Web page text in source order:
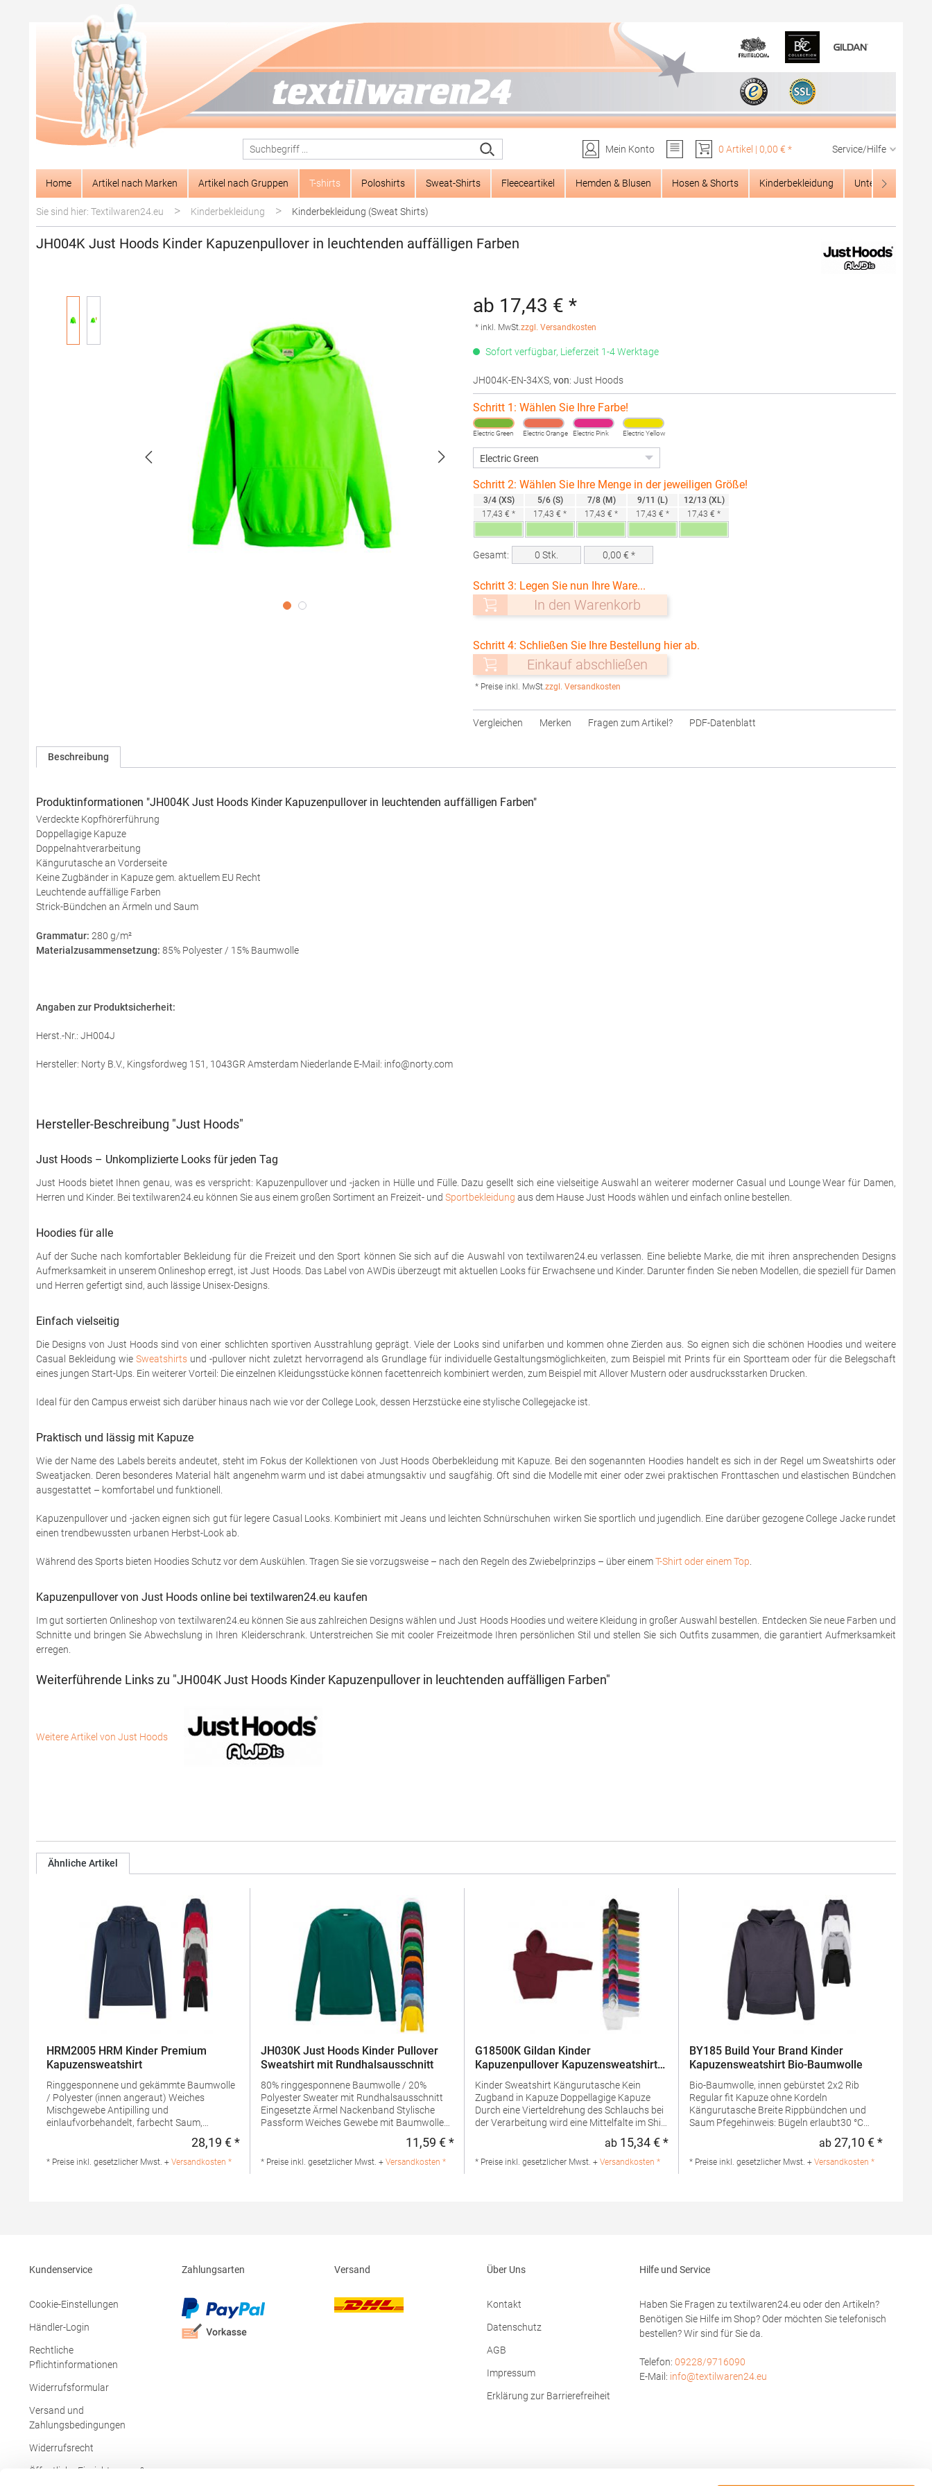
Zur Hauptnavigation springen
Mein Konto
0 Artikel | 0,00 € * Service/Hilfe
Home Artikel nach Marken Artikel nach Gruppen T-shirts Poloshirts Sweat-Shirts Fleeceartikel Hemden & Blusen Hosen & Shorts Kinderbekleidung Unterwäsche
Sie sind hier: Textilwaren24.eu > Kinderbekleidung > Kinderbekleidung (Sweat Shirts)
JH004K Just Hoods Kinder Kapuzenpullover in leuchtenden auffälligen Farben
ab 17,43 € *
* inkl. MwSt.zzgl. Versandkosten
Sofort verfügbar, Lieferzeit 1-4 Werktage
JH004K-EN-34XS, von: Just Hoods
Schritt 1: Wählen Sie Ihre Farbe!
Electric Green Electric Orange Electric Pink Electric Yellow
Schritt 2: Wählen Sie Ihre Menge in der jeweiligen Größe!
3/4 (XS)
17,43 € *
5/6 (S)
17,43 € *
7/8 (M)
17,43 € *
9/11 (L)
17,43 € *
12/13 (XL)
17,43 € *
Gesamt: 0 Stk. 0,00 € *
Schritt 3: Legen Sie nun Ihre Ware...
In den Warenkorb
Schritt 4: Schließen Sie Ihre Bestellung hier ab.
Einkauf abschließen
* Preise inkl. MwSt.zzgl. Versandkosten
Vergleichen Merken Fragen zum Artikel? PDF-Datenblatt
Beschreibung
Produktinformationen "JH004K Just Hoods Kinder Kapuzenpullover in leuchtenden auffälligen Farben"
Verdeckte Kopfhörerführung
Doppellagige Kapuze
Doppelnahtverarbeitung
Kängurutasche an Vorderseite
Keine Zugbänder in Kapuze gem. aktuellem EU Recht
Leuchtende auffällige Farben
Strick-Bündchen an Ärmeln und Saum
Grammatur: 280 g/m²
Materialzusammensetzung: 85% Polyester / 15% Baumwolle
Angaben zur Produktsicherheit:
Herst.-Nr.: JH004J
Hersteller: Norty B.V., Kingsfordweg 151, 1043GR Amsterdam Niederlande E-Mail: info@norty.com
Hersteller-Beschreibung "Just Hoods"
Just Hoods – Unkomplizierte Looks für jeden Tag
Just Hoods bietet Ihnen genau, was es verspricht: Kapuzenpullover und -jacken in Hülle und Fülle. Dazu gesellt sich eine vielseitige Auswahl an weiterer moderner Casual und Lounge Wear für Damen,
Herren und Kinder. Bei textilwaren24.eu können Sie aus einem großen Sortiment an Freizeit- und Sportbekleidung aus dem Hause Just Hoods wählen und einfach online bestellen.
Hoodies für alle
Auf der Suche nach komfortabler Bekleidung für die Freizeit und den Sport können Sie sich auf die Auswahl von textilwaren24.eu verlassen. Eine beliebte Marke, die mit ihren ansprechenden Designs
Aufmerksamkeit in unserem Onlineshop erregt, ist Just Hoods. Das Label von AWDis überzeugt mit aktuellen Looks für Erwachsene und Kinder. Darunter finden Sie neben Modellen, die speziell für Damen
und Herren gefertigt sind, auch lässige Unisex-Designs.
Einfach vielseitig
Die Designs von Just Hoods sind von einer schlichten sportiven Ausstrahlung geprägt. Viele der Looks sind unifarben und kommen ohne Zierden aus. So eignen sich die schönen Hoodies und weitere
Casual Bekleidung wie Sweatshirtsund -pullover nicht zuletzt hervorragend als Grundlage für individuelle Gestaltungsmöglichkeiten, zum Beispiel mit Prints für ein Sportteam oder für die Belegschaft
eines jungen Start-Ups. Ein weiterer Vorteil: Die einzelnen Kleidungsstücke können facettenreich kombiniert werden, zum Beispiel mit Allover Mustern oder ausdrucksstarken Drucken.
Ideal für den Campus erweist sich darüber hinaus nach wie vor der College Look, dessen Herzstücke eine stylische Collegejacke ist.
Praktisch und lässig mit Kapuze
Wie der Name des Labels bereits andeutet, steht im Fokus der Kollektionen von Just Hoods Oberbekleidung mit Kapuze. Bei den sogenannten Hoodies handelt es sich in der Regel um Sweatshirts oder
Sweatjacken. Deren besonderes Material hält angenehm warm und ist dabei atmungsaktiv und saugfähig. Oft sind die Modelle mit einer oder zwei praktischen Fronttaschen und elastischen Bündchen
ausgestattet – komfortabel und funktionell.
Kapuzenpullover und -jacken eignen sich gut für legere Casual Looks. Kombiniert mit Jeans und leichten Schnürschuhen wirken Sie sportlich und jugendlich. Eine darüber gezogene College Jacke rundet
einen trendbewussten urbanen Herbst-Look ab.
Während des Sports bieten Hoodies Schutz vor dem Auskühlen. Tragen Sie sie vorzugsweise – nach den Regeln des Zwiebelprinzips – über einemT-Shirt oder einem Top
Kapuzenpullover von Just Hoods online bei textilwaren24.eu kaufen
Im gut sortierten Onlineshop von textilwaren24.eu können Sie aus zahlreichen Designs wählen und Just Hoods Hoodies und weitere Kleidung in großer Auswahl bestellen. Entdecken Sie neue Farben und
Schnitte und bringen Sie Abwechslung in Ihren Kleiderschrank. Unterstreichen Sie mit cooler Freizeitmode Ihren persönlichen Stil und stellen Sie sich Outfits zusammen, die garantiert Aufmerksamkeit
erregen.
Weiterführende Links zu "JH004K Just Hoods Kinder Kapuzenpullover in leuchtenden auffälligen Farben"
Weitere Artikel von Just Hoods
Ähnliche Artikel
HRM2005 HRM Kinder Premium
Kapuzensweatshirt
Ringgesponnene und gekämmte Baumwolle
/ Polyester (innen angeraut) Weiches
Mischgewebe Antipilling und
einlaufvorbehandelt, farbecht Saum,
hochwertigem 1x1-Rippstrick versehen Alle
Nähte sind durch flache Ziernähte
HRM Textil GmbH Welfenstraße 12 70736
Regulärer Preis:
28,19 € *
* Preise inkl. gesetzlicher Mwst. + Versandkosten *
JH030K Just Hoods Kinder Pullover
Sweatshirt mit Rundhalsausschnitt
80% ringgesponnene Baumwolle / 20%
Polyester Sweater mit Rundhalsausschnitt
Eingesetzte Ärmel Nackenband Stylische
Passform Weiches Gewebe mit Baumwolle
Etikett sehr gut für eigenes Branding
Produktsicherheit: Herst.-Nr.: JH030J
1043GR Amsterdam Niederlande E-Mail:
info@norty.com
Regulärer Preis:
11,59 € *
* Preise inkl. gesetzlicher Mwst. + Versandkosten *
G18500K Gildan Kinder
Kapuzenpullover Kapuzensweatshirt
Heavy Blend
Kinder Sweatshirt Kängurutasche Kein
Zugband in Kapuze Doppellagige Kapuze
Durch eine Vierteldrehung des Schlauchs bei
der Verarbeitung wird eine Mittelfalte im Shirt
g/m²) Materialzusammensetzung: 50%
Baumwolle / 50% Polyester (Sport Grey: 60%
Regulärer Preis:
ab 15,34 € *
* Preise inkl. gesetzlicher Mwst. + Versandkosten *
BY185 Build Your Brand Kinder
Kapuzensweatshirt Bio-Baumwolle
Bio-Baumwolle, innen gebürstet 2x2 Rib
Regular fit Kapuze ohne Kordeln
Kängurutasche Breite Rippbündchen und
Saum Pfegehinweis: Bügeln erlaubt30 °C
Baumwolle, Ribbündchen: 65% Polyester /
35% BaumwolleAngaben zur
Regulärer
ab 27,10 € *
* Preise inkl. gesetzlicher Mwst. + Versandkosten *
Kundenservice
Cookie-Einstellungen
Händler-Login
Rechtliche
Pflichtinformationen
Widerrufsformular
Versand und
Zahlungsbedingungen
Widerrufsrecht
Öffentliche Einrichtungen &
Zahlungsarten Versand Über Uns
Kontakt
Datenschutz
AGB
Impressum
Erklärung zur Barrierefreiheit
Hilfe und Service
Haben Sie Fragen zu textilwaren24.eu oder den Artikeln?
Benötigen Sie Hilfe im Shop? Oder möchten Sie telefonisch
bestellen? Wir sind für Sie da.
Telefon: 09228/9716090
E-Mail: info@textilwaren24.eu